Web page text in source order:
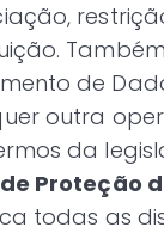
de
outra
da
Proteção
todas as